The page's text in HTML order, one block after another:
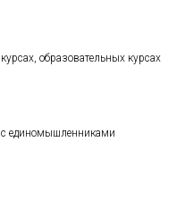
образовательных курсах
единомышленниками